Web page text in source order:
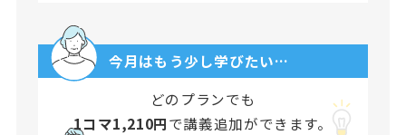
今月はもう少し学びたい…
どのプランでも
1コマ1,210円で講義追加ができます。